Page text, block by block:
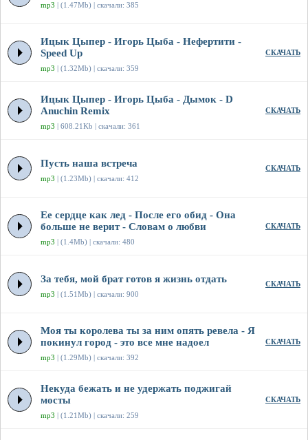
mp3 | (1.47Mb) | скачали: 385
Ицык Цыпер - Игорь Цыба - Нефертити -
Speed Up
mp3 | (1.32Mb) | скачали: 359
СКАЧАТЬ
Ицык Цыпер - Игорь Цыба - Дымок - D
Anuchin Remix
mp3 | 608.21Kb | скачали: 361
СКАЧАТЬ
Пусть наша встреча
mp3 | (1.23Mb) | скачали: 412
СКАЧАТЬ
Ее сердце как лед - После его обид - Она
больше не верит - Словам о любви
mp3 | (1.4Mb) | скачали: 480
СКАЧАТЬ
За тебя, мой брат готов я жизнь отдать
mp3 | (1.51Mb) | скачали: 900
СКАЧАТЬ
Моя ты королева ты за ним опять ревела - Я
покинул город - это все мне надоел
mp3 | (1.29Mb) | скачали: 392
СКАЧАТЬ
Некуда бежать и не удержать поджигай
мосты
mp3 | (1.21Mb) | скачали: 259
СКАЧАТЬ